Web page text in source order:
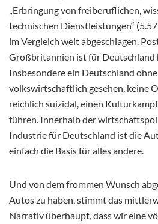
„Erbringung von freiberuflichen,
technischen Dienstleistungen“
im Vergleich weit abgeschlagen.
Großbritannien ist für Deutschland
Insbesondere ein Deutschland
volkswirtschaftlich gesehen, keine
reichlich suizidal, einen
führen. Innerhalb der
Industrie für Deutschland ist die
einfach die Basis für alles andere.
Und von dem frommen Wunsch
Autos zu haben, stimmt das
Narrativ überhaupt, dass wir eine